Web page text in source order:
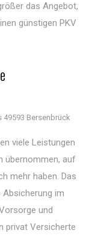
das Angebot,
günstigen PKV
49593 Bersenbrück
viele Leistungen
übernommen, auf
mehr haben. Das
im
und
privat Versicherte